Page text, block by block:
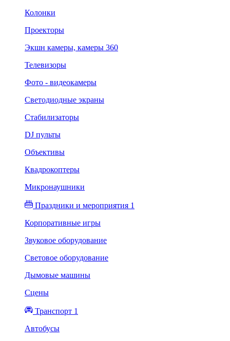
Колонки
Проекторы
Экшн камеры, камеры 360
Телевизоры
Фото - видеокамеры
Светодиодные экраны
Стабилизаторы
DJ пульты
Объективы
Квадрокоптеры
Микронаушники
Праздники и мероприятия 1
Корпоративные игры
Звуковое оборудование
Световое оборудование
Дымовые машины
Сцены
Транспорт 1
Автобусы